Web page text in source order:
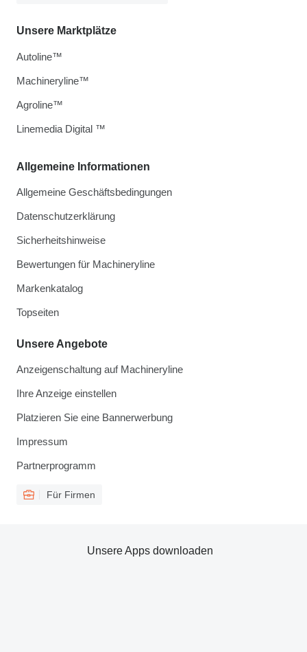
Allgemeine Informationen
Allgemeine Geschäftsbedingungen
Datenschutzerklärung
Sicherheitshinweise
Bewertungen für Machineryline
Markenkatalog
Topseiten
Unsere Angebote
Anzeigenschaltung auf Machineryline
Ihre Anzeige einstellen
Platzieren Sie eine Bannerwerbung
Impressum
Partnerprogramm
Für Firmen
Unsere Marktplätze
Autoline™
Machineryline™
Agroline™
Linemedia Digital ™
Unsere Apps downloaden